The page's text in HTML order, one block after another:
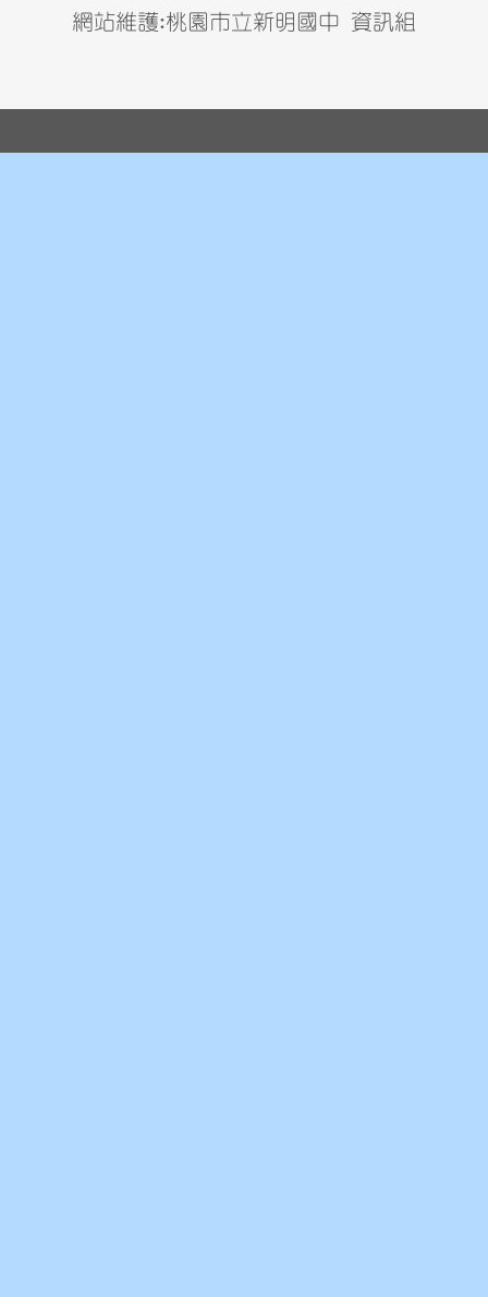
網站維護:桃園市立新明國中 資訊組